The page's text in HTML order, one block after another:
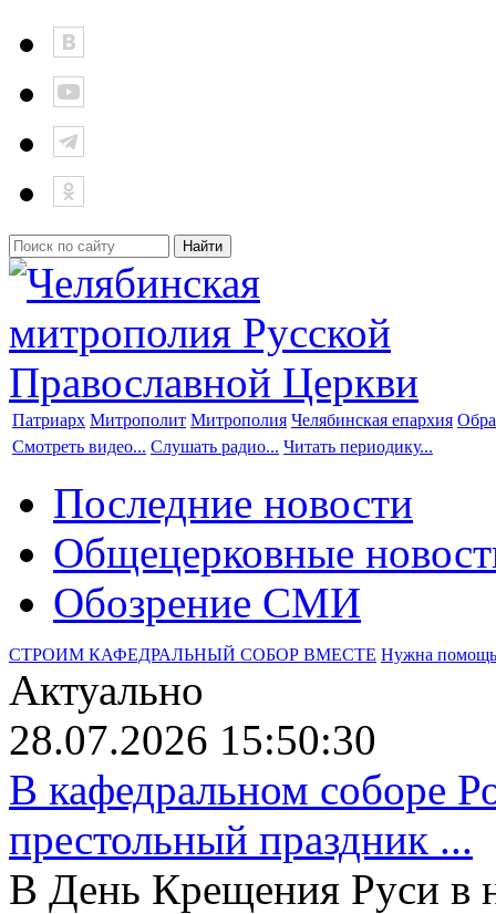
Патриарх Митрополит Митрополия Челябинская епархия
Смотреть видео... Слушать радио... Читать периодику...
Последние новости
Общецерковные
Обозрение СМИ
СТРОИМ КАФЕДРАЛЬНЫЙ СОБОР ВМЕСТЕ Нужна помощь
Актуально
28.07.2026 15:50:30
В кафедральном соборе
престольный праздник ...
В День Крещения Руси в